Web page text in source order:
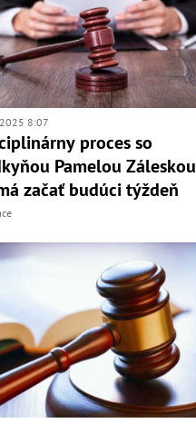
8:07
proces so
Pamelou Záleskou
začať budúci týždeň